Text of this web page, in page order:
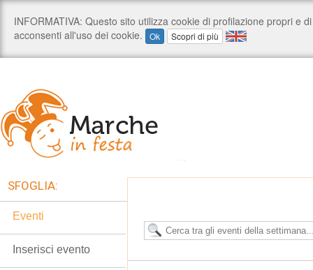
SFOGLIA:
Eventi
Inserisci evento